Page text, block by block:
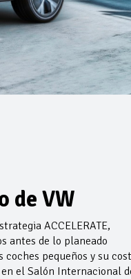
de VW
ACCELERATE,
antes de lo planeado
pequeños y su
el Salón Internacional